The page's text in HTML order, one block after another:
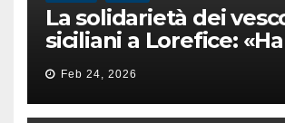
La solidarietà dei
siciliani a Lorefice:
il valore e la dignità
dell’umanità»
Feb 24, 2026